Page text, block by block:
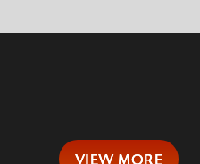
VIEW MORE
VIEW MORE